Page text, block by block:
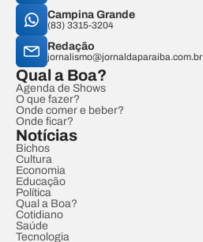
Campina Grande
(83) 3315-3204
Redação
jornalismo@jornaldaparaiba.com.br
Qual a Boa?
Agenda de Shows
O que fazer?
Onde comer e beber?
Onde ficar?
Notícias
Bichos
Cultura
Economia
Educação
Política
Qual a Boa?
Cotidiano
Saúde
Tecnologia